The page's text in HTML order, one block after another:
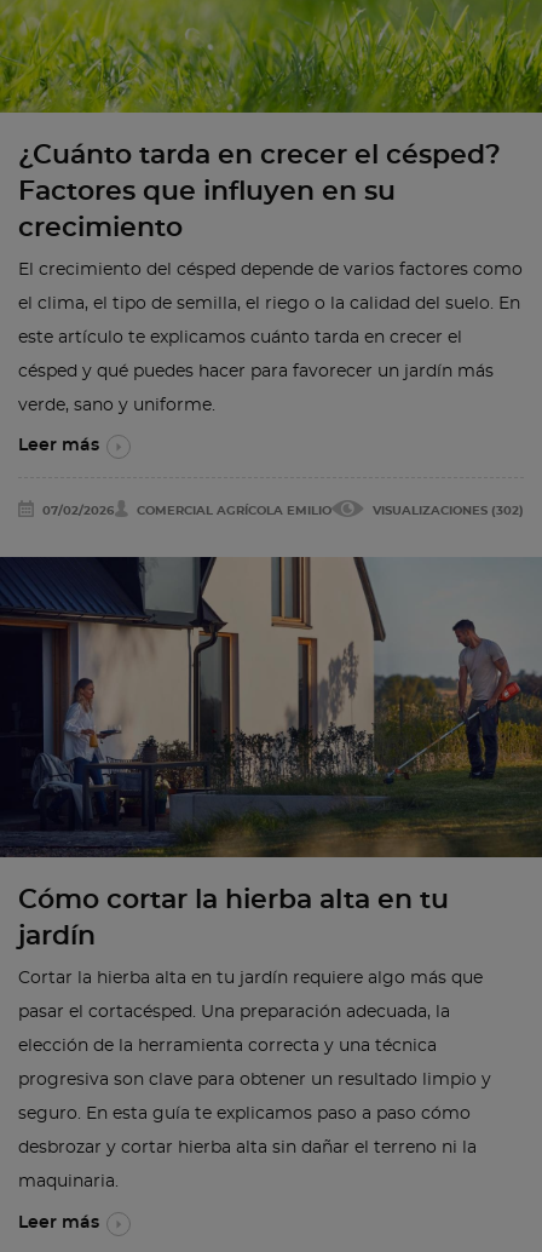
¿Cuánto tarda en crecer el césped?
Factores que influyen en su
crecimiento
El crecimiento del césped depende de varios factores como
el clima, el tipo de semilla, el riego o la calidad del suelo. En
este artículo te explicamos cuánto tarda en crecer el
césped y qué puedes hacer para favorecer un jardín más
verde, sano y uniforme.
Leer más
07/02/2026 COMERCIAL AGRÍCOLA EMILIO VISUALIZACIONES (302)
Cómo cortar la hierba alta en tu
jardín
Cortar la hierba alta en tu jardín requiere algo más que
pasar el cortacésped. Una preparación adecuada, la
elección de la herramienta correcta y una técnica
progresiva son clave para obtener un resultado limpio y
seguro. En esta guía te explicamos paso a paso cómo
desbrozar y cortar hierba alta sin dañar el terreno ni la
maquinaria.
Leer más